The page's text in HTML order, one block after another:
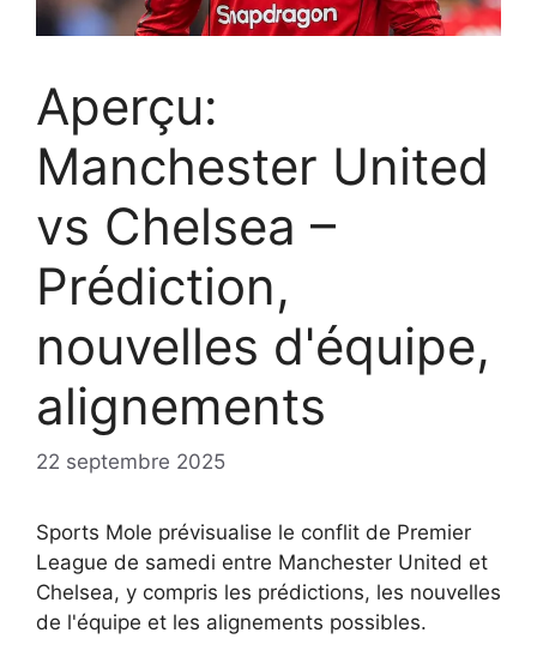
Aperçu:
Manchester United
vs Chelsea –
Prédiction,
nouvelles d'équipe,
alignements
22 septembre 2025
Sports Mole prévisualise le conflit de Premier
League de samedi entre Manchester United et
Chelsea, y compris les prédictions, les nouvelles
de l'équipe et les alignements possibles.